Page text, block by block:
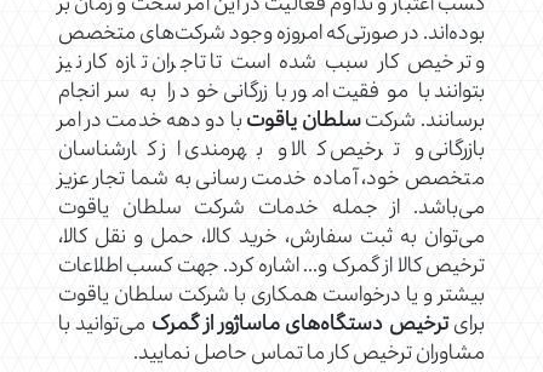
بوده‌اند. در صورتی‌که امروزه وجود شرکت‌های متخصص
و ترخیص کار سبب شده است تا تاجران تازه کار نیز
بتوانند با موفقیت امور بازرگانی خود را به سرانجام
برسانند. شرکتسلطان یاقوتبا دو دهه خدمت در امر
بازرگانی و ترخیص کالا و بهرمندی از کارشناسان
متخصص خود، آماده خدمت رسانی به شما تجار عزیز
می‌باشد. از جمله خدمات شرکت سلطان یاقوت
می‌توان به ثبت سفارش، خرید کالا، حمل و نقل کالا،
ترخیص کالا از گمرک و.‌‌.‌. اشاره کرد. جهت کسب اطلاعات
بیشتر و یا درخواست همکاری با شرکت سلطان یاقوت
برایترخیص دستگاه‌های ماساژور از گمرک می‌توانید با
مشاوران ترخیص کار ما تماس حاصل نمایید.